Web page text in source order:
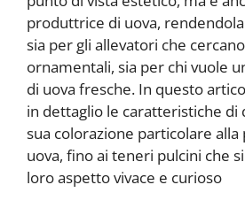
produttrice di uova,
sia per gli allevatori che
ornamentali, sia per chi vuole
di uova fresche. In questo
in dettaglio le caratteristiche di
sua colorazione particolare
uova, fino ai teneri pulcini che
loro aspetto vivace e curioso